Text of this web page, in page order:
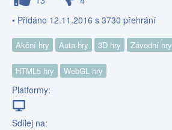
• Přidáno 12.11.2016 s 3730 přehrání
Akční hry Auta hry 3D hry Závodní hry
HTML5 hry WebGL hry
Platformy:
Sdílej na: